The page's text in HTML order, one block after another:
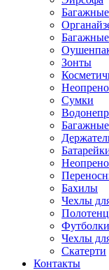
Зонты
Сумки
Бахилы
Чехлы
Футболки
Чехлы
Скатерти
Контакты